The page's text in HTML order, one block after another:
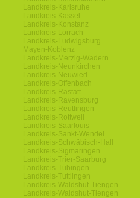
Landkreis-Karlsruhe
Landkreis-Kassel
Landkreis-Konstanz
Landkreis-Lörrach
Landkreis-Ludwigsburg
Mayen-Koblenz
Landkreis-Merzig-Wadern
Landkreis-Neunkirchen
Landkreis-Neuwied
Landkreis-Offenbach
Landkreis-Rastatt
Landkreis-Ravensburg
Landkreis-Reutlingen
Landkreis-Rottweil
Landkreis-Saarlouis
Landkreis-Sankt-Wendel
Landkreis-Schwäbisch-Hall
Landkreis-Sigmaringen
Landkreis-Trier-Saarburg
Landkreis-Tübingen
Landkreis-Tuttlingen
Landkreis-Waldshut-Tiengen
Landkreis-Waldshut-Tiengen